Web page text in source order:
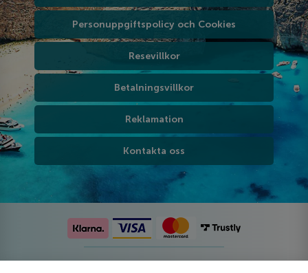
Personuppgiftspolicy och Cookies
Resevillkor
Betalningsvillkor
Reklamation
Kontakta oss